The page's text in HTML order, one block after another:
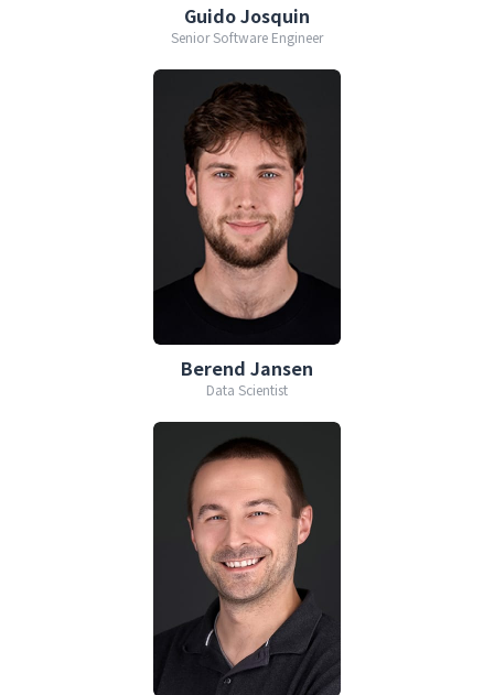
Guido Josquin
Senior Software Engineer
Berend Jansen
Data Scientist